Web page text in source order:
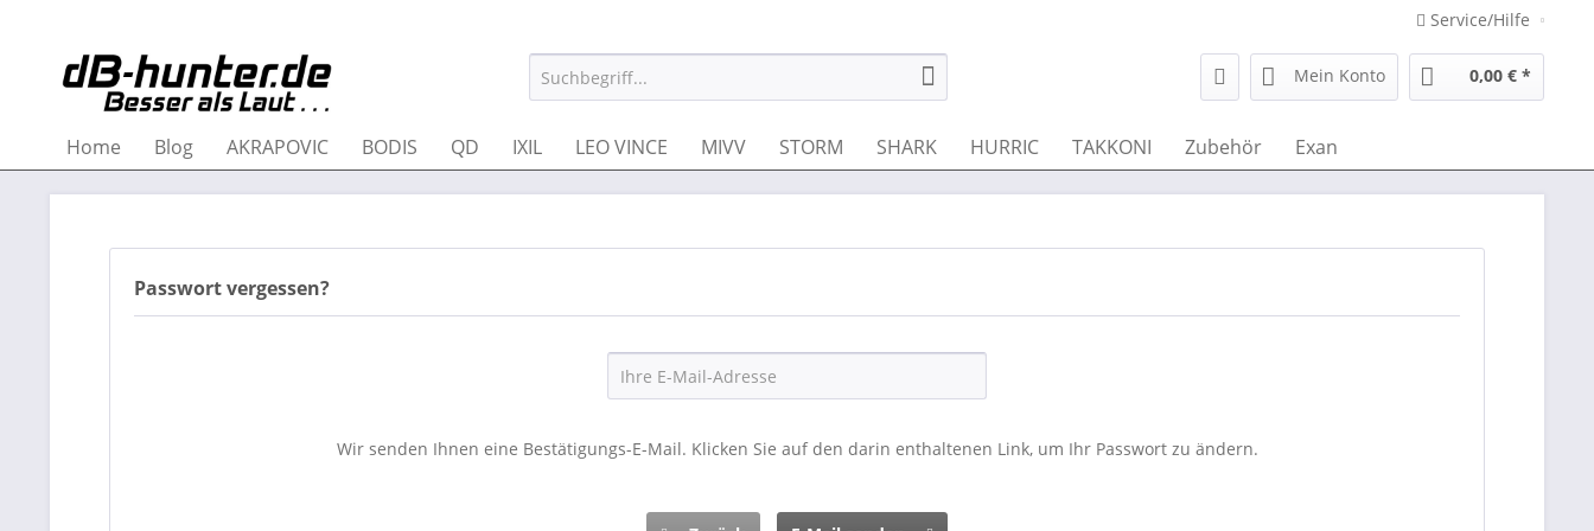
Service/Hilfe
Mein Konto 0,00 € *
Home Blog AKRAPOVIC BODIS QD IXIL LEO VINCE MIVV STORM SHARK HURRIC TAKKONI Zubehör Exan
Passwort vergessen?
Wir senden Ihnen eine Bestätigungs-E-Mail. Klicken Sie auf den darin enthaltenen Link, um Ihr Passwort zu ändern.